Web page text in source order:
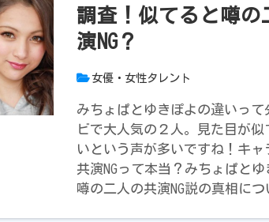
調査！似てると噂の
演NG？
女優・女性タレント
みちょぱとゆきぽよの違いっ
ビで大人気の２人。見た目が
いという声が多いですね！キ
共演NGって本当？みちょぱと
噂の二人の共演NG説の真相に